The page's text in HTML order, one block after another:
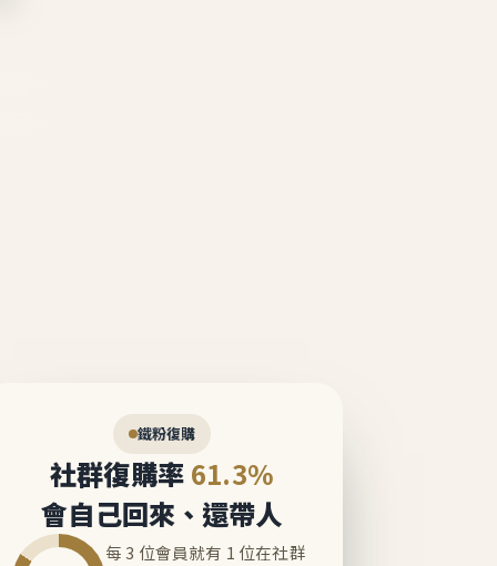
鐵粉復購
社群復購率 61.3%
會自己回來、還帶人
每 3 位會員就有 1 位在社群